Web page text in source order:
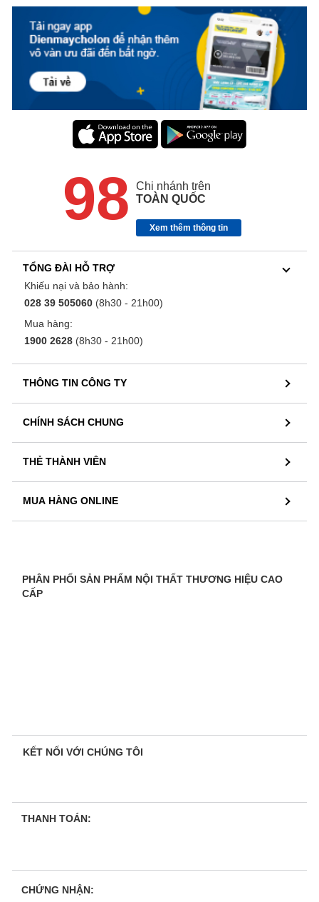
98
Chi nhánh trên
TOÀN QUỐC
Xem thêm thông tin
TỔNG ĐÀI HỖ TRỢ
Khiếu nại và bảo hành:
028 39 505060 (8h30 - 21h00)
Mua hàng:
1900 2628 (8h30 - 21h00)
THÔNG TIN CÔNG TY
CHÍNH SÁCH CHUNG
THẺ THÀNH VIÊN
MUA HÀNG ONLINE
PHÂN PHỐI SẢN PHẨM NỘI THẤT THƯƠNG HIỆU CAO
CẤP
KẾT NỐI VỚI CHÚNG TÔI
THANH TOÁN:
CHỨNG NHẬN: